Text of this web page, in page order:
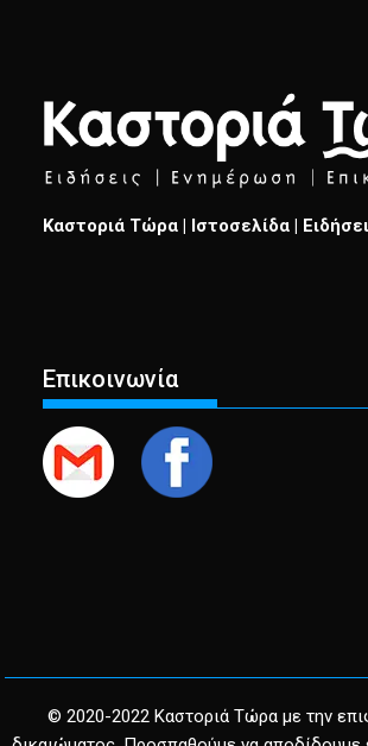
Καστοριά Τώρα | Ιστοσελίδα |
Επικοινωνία
© 2020-2022 Καστοριά Τώρα με την